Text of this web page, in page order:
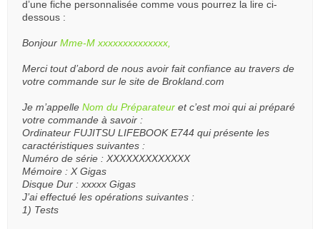
d’une fiche personnalisée comme vous pourrez la lire ci-
dessous :
Bonjour Mme-M xxxxxxxxxxxxxx,
Merci tout d’abord de nous avoir fait confiance au travers de
votre commande sur le site de Brokland.com
Je m’appelle Nom du Préparateur et c’est moi qui ai préparé
votre commande à savoir :
Ordinateur FUJITSU LIFEBOOK E744 qui présente les
caractéristiques suivantes :
Numéro de série : XXXXXXXXXXXXX
Mémoire : X Gigas
Disque Dur : xxxxx Gigas
J’ai effectué les opérations suivantes :
1) Tests